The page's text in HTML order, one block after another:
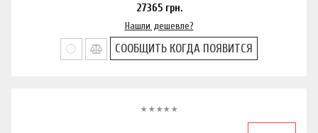
27365грн.
Нашли дешевле?
СООБЩИТЬ КОГДА ПОЯВИТСЯ